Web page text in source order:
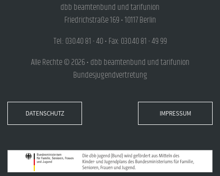
dbb beamtenbund und tarifunion
Friedrichstraße 169 • 10117 Berlin
Tel.: 030.40 81 - 40 • Fax: 030.40 81 - 49 99
Alle Rechte © 2026 • dbb beamtenbund und tarifunion
Bundesjugendvertretung
DATENSCHUTZ IMPRESSUM